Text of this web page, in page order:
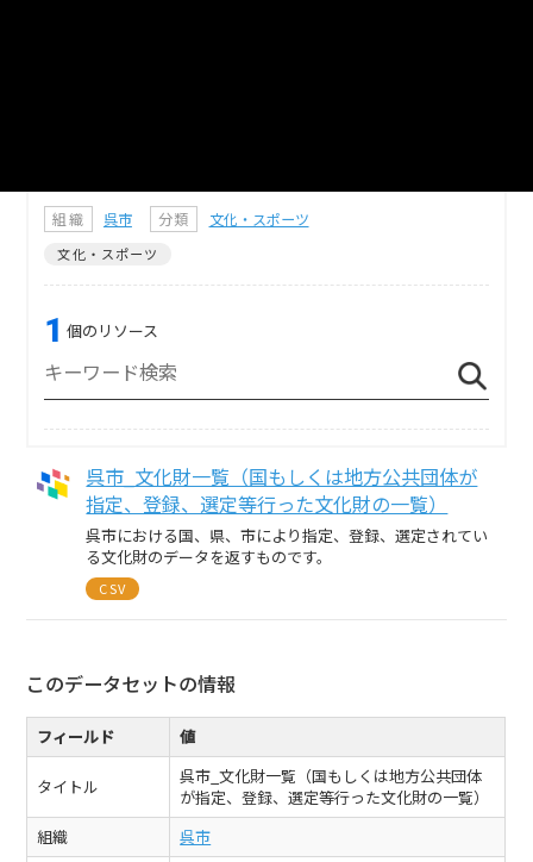
組織 呉市 分類 文化・スポーツ
文化・スポーツ
1 個のリソース
呉市_文化財一覧（国もしくは地方公共団体が
指定、登録、選定等行った文化財の一覧）
呉市における国、県、市により指定、登録、選定されてい
る文化財のデータを返すものです。
CSV
このデータセットの情報
フィールド 値
タイトル
呉市_文化財一覧（国もしくは地方公共団体
が指定、登録、選定等行った文化財の一覧）
組織
呉市